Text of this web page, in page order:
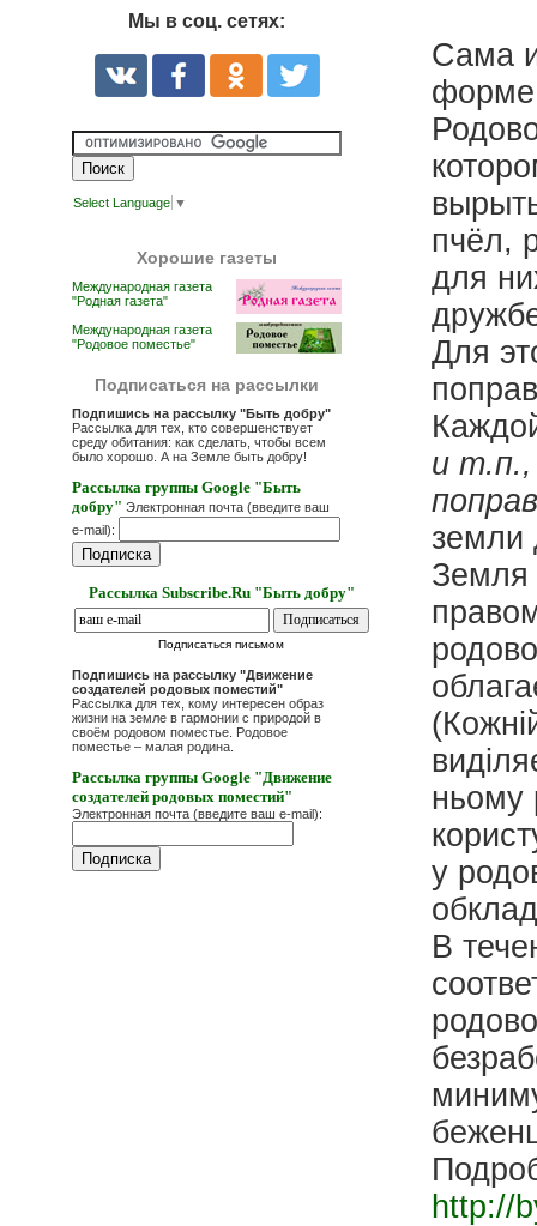
Мы в соц. сетях:
Select Language ▼
Хорошие газеты
Международная газета
"Родная газета"
Международная газета
"Родовое поместье"
Подписаться на рассылки
Подпишись на рассылку "Быть добру"
Рассылка для тех, кто совершенствует
среду обитания: как сделать, чтобы всем
было хорошо. А на Земле быть добру!
Рассылка группы Google "Быть
добру" Электронная почта (введите ваш
e-mail):
Рассылка Subscribe.Ru "Быть добру"
Подписаться письмом
Подпишись на рассылку "Движение
создателей родовых поместий"
Рассылка для тех, кому интересен образ
жизни на земле в гармонии с природой в
своём родовом поместье. Родовое
поместье – малая родина.
Рассылка группы Google "Движение
создателей родовых поместий"
Электронная почта (введите ваш e-mail):
Сама
форме
пчёл,
для
Для
и т.п.,
земли
Земля
ньому
у
В
http://